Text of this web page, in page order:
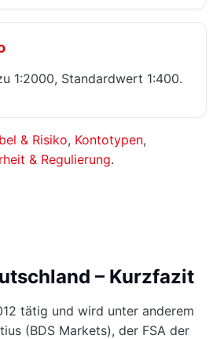
1:2000, Standardwert 1:400.
& Risiko, Kontotypen,
& Regulierung.
– Kurzfazit
tätig und wird unter anderem
(BDS Markets), der FSA der